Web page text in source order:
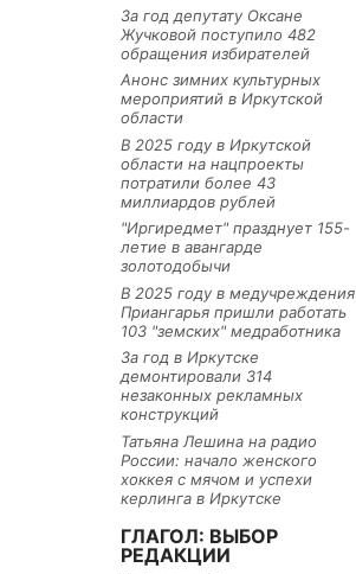
За год депутату Оксане
Жучковой поступило 482
обращения избирателей
Анонс зимних культурных
мероприятий в Иркутской
области
В 2025 году в Иркутской
области на нацпроекты
потратили более 43
миллиардов рублей
"Иргиредмет" празднует 155-
летие в авангарде
золотодобычи
В 2025 году в медучреждения
Приангарья пришли работать
103 "земских" медработника
За год в Иркутске
демонтировали 314
незаконных рекламных
конструкций
Татьяна Лешина на радио
России: начало женского
хоккея с мячом и успехи
керлинга в Иркутске
ГЛАГОЛ: ВЫБОР
РЕДАКЦИИ